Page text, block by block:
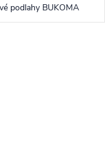
podlahy BUKOMA
U-CLICK XL Dub